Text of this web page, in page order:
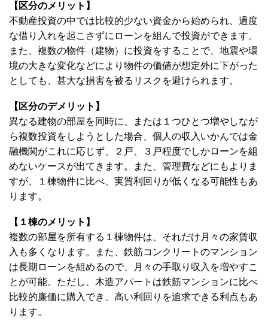
【区分のメリット】
不動産投資の中では比較的少ない資金から始められ、過度
な借り入れを起こさずにローンを組んで投資ができます。
また、複数の物件（建物）に投資をすることで、地震や環
境の大きな変化などにより物件の価値が想定外に下がった
としても、甚大な損害を被るリスクを避けられます。
【区分のデメリット】
異なる建物の部屋を同時に、または１つひとつ増やしなが
ら複数投資をしようとした場合、個人の収入いかんでは金
融機関がこれに応じず、２戸、３戸程度でしかローンを組
めないケースが出てきます。また、管理費などにもよりま
すが、１棟物件に比べ、実質利回りが低くなる可能性もあ
ります。
【１棟のメリット】
複数の部屋を所有する１棟物件は、それだけ月々の家賃収
入も多くなります。また、鉄筋コンクリートのマンション
は長期ローンを組めるので、月々の手取り収入を増やすこ
とが可能。ただし、木造アパートは鉄筋マンションに比べ
比較的廉価に購入でき、高い利回りを追求できる利点もあ
ります。